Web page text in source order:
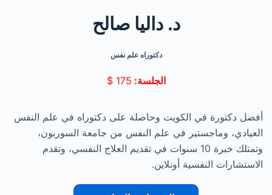
د. داليا صالح
دكتوراه علم نفس
الجلسة: 175
$
أفضل دكتورة في الكويت وحاصلة على دكتوراه في علم النفس
العيادي، وماجستير في علم النفس من جامعة السوربون،
وتمتلك خبرة 10 سنوات في تقديم العلاج النفسي، وتقدم
الاستشارات النفسية أونلاين.